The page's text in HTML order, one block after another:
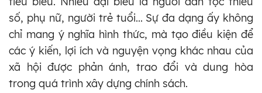
số, phụ nữ, người trẻ tuổi... Sự đa dạng ấy không
chỉ mang ý nghĩa hình thức, mà tạo điều kiện để
các ý kiến, lợi ích và nguyện vọng khác nhau của
xã hội được phản ánh, trao đổi và dung hòa
trong quá trình xây dựng chính sách.